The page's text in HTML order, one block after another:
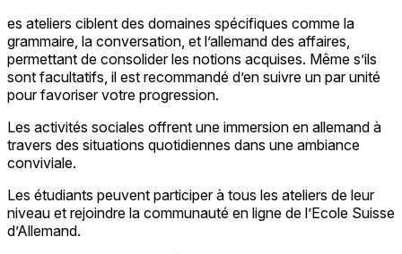
es ateliers ciblent des domaines spécifiques comme la
grammaire, la conversation, et l’allemand des affaires,
permettant de consolider les notions acquises. Même s’ils
sont facultatifs, il est recommandé d’en suivre un par unité
pour favoriser votre progression.
Les activités sociales offrent une immersion en allemand à
travers des situations quotidiennes dans une ambiance
conviviale.
Les étudiants peuvent participer à tous les ateliers de leur
niveau et rejoindre la communauté en ligne de l’Ecole Suisse
d’Allemand.